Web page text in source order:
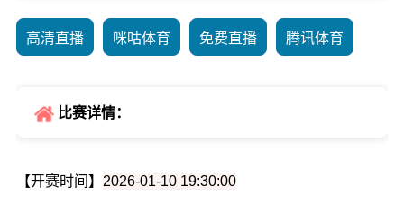
高清直播 咪咕体育 免费直播 腾讯体育
比赛详情：
【开赛时间】 2026-01-10 19:30:00